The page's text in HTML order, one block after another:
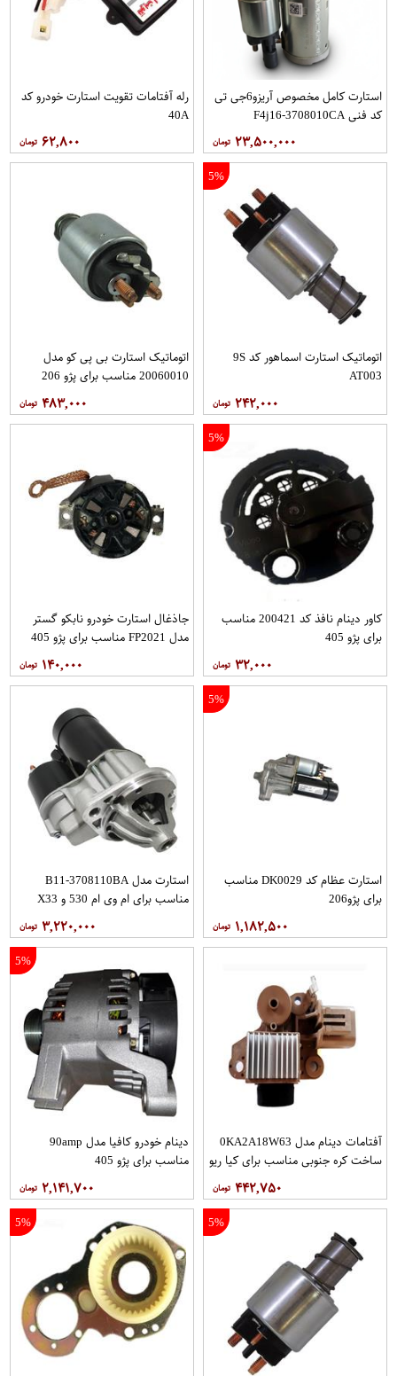
استارت کامل مخصوص آریزو6جی تی
کد فنی F4j16-3708010CA
۲۳,۵۰۰,۰۰۰
رله آفتامات تقویت استارت خودرو کد
40A
۶۲,۸۰۰
5%
اتوماتیک استارت اسماهور کد 9S
AT003
۲۴۲,۰۰۰
اتوماتیک استارت بی پی کو مدل
20060010 مناسب برای پژو 206
۴۸۳,۰۰۰
5%
کاور دینام نافذ کد 200421 مناسب
برای پژو 405
۳۲,۰۰۰
جاذغال استارت خودرو نابکو گستر
مدل FP2021 مناسب برای پژو 405
۱۴۰,۰۰۰
5%
استارت عظام کد DK0029 مناسب
برای پژو206
۱,۱۸۲,۵۰۰
استارت مدل B11-3708110BA
مناسب برای ام وی ام 530 و X33
۳,۲۲۰,۰۰۰
آفتامات دینام مدل 0KA2A18W63
ساخت کره جنوبی مناسب برای کیا ریو
۴۴۲,۷۵۰
5%
دینام خودرو کافیا مدل 90amp
مناسب برای پژو 405
۲,۱۴۱,۷۰۰
5%
5%